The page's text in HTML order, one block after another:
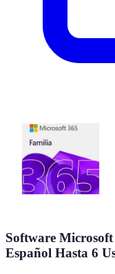
Software
Español Hasta 6